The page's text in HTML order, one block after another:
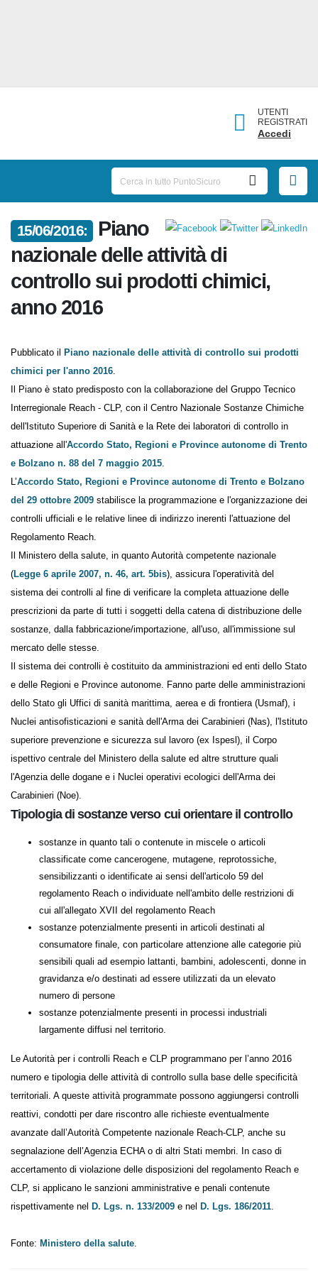
UTENTI
REGISTRATI
Accedi
15/06/2016:
Piano
nazionale delle attività di
controllo sui prodotti chimici,
anno 2016
Pubblicato ilPiano nazionale delle attività di controllo sui
prodotti chimici per l'anno 2016
Il Piano è stato predisposto con la collaborazione del Gruppo Tecnico
Interregionale Reach - CLP, con il Centro Nazionale Sostanze Chimiche
dell'Istituto Superiore di Sanità e la Rete dei laboratori di controllo in
attuazione all'Accordo Stato, Regioni e Province autonome di
Trento e Bolzano n. 88 del 7 maggio 2015
L’Accordo Stato, Regioni e Province autonome di Trento e
Bolzano del 29 ottobre 2009 stabilisce la programmazione e
l'organizzazione dei controlli ufficiali e le relative linee di indirizzo
inerenti l'attuazione del Regolamento Reach.
Il Ministero della salute, in quanto Autorità competente nazionale
(Legge 6 aprile 2007, n. 46, art. 5bis), assicura l'operatività del
sistema dei controlli al fine di verificare la completa attuazione delle
prescrizioni da parte di tutti i soggetti della catena di distribuzione
delle sostanze, dalla fabbricazione/importazione, all'uso,
all'immissione sul mercato delle stesse.
Il sistema dei controlli è costituito da amministrazioni ed enti dello
Stato e delle Regioni e Province autonome. Fanno parte delle
amministrazioni dello Stato gli Uffici di sanità marittima, aerea e di
frontiera (Usmaf), i Nuclei antisofisticazioni e sanità dell'Arma dei
Carabinieri (Nas), l'Istituto superiore prevenzione e sicurezza sul
lavoro (ex Ispesl), il Corpo ispettivo centrale del Ministero della salute
ed altre strutture quali l'Agenzia delle dogane e i Nuclei operativi
ecologici dell'Arma dei Carabinieri (Noe).
Tipologia di sostanze verso cui orientare il controllo
sostanze in quanto tali o contenute in miscele o articoli
classificate come cancerogene, mutagene, reprotossiche,
sensibilizzanti o identificate ai sensi dell'articolo 59 del
regolamento Reach o individuate nell'ambito delle restrizioni di
cui all'allegato XVII del regolamento Reach
sostanze potenzialmente presenti in articoli destinati al
consumatore finale, con particolare attenzione alle categorie
più sensibili quali ad esempio lattanti, bambini, adolescenti,
donne in gravidanza e/o destinati ad essere utilizzati da un
elevato numero di persone
sostanze potenzialmente presenti in processi industriali
largamente diffusi nel territorio.
Le Autorità per i controlli Reach e CLP programmano per l’anno 2016
numero e tipologia delle attività di controllo sulla base delle specificità
territoriali. A queste attività programmate possono aggiungersi
controlli reattivi, condotti per dare riscontro alle richieste
eventualmente avanzate dall’Autorità Competente nazionale Reach-
CLP, anche su segnalazione dell’Agenzia ECHA o di altri Stati membri.
In caso di accertamento di violazione delle disposizioni del
regolamento Reach e CLP, si applicano le sanzioni amministrative e
penali contenute rispettivamente nelD. Lgs. n. 133/2009e nel